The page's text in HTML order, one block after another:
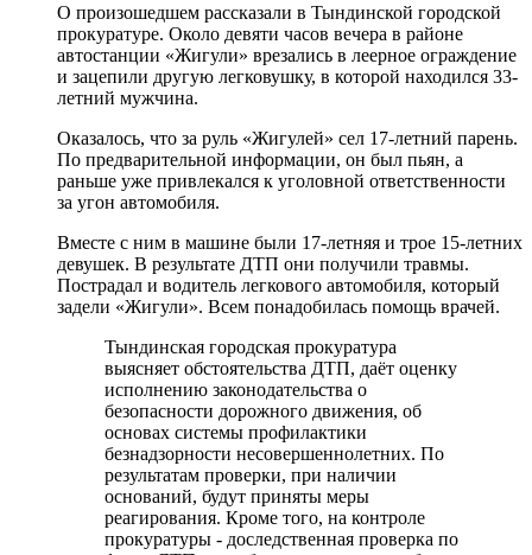
О произошедшем рассказали в Тындинской городской
прокуратуре. Около девяти часов вечера в районе
автостанции «Жигули» врезались в леерное ограждение
и зацепили другую легковушку, в которой находился 33-
летний мужчина.
Оказалось, что за руль «Жигулей» сел 17-летний парень.
По предварительной информации, он был пьян, а
раньше уже привлекался к уголовной ответственности
за угон автомобиля.
Вместе с ним в машине были 17-летняя и трое 15-летних
девушек. В результате ДТП они получили травмы.
Пострадал и водитель легкового автомобиля, который
задели «Жигули». Всем понадобилась помощь врачей.
Тындинская городская прокуратура
выясняет обстоятельства ДТП, даёт оценку
исполнению законодательства о
безопасности дорожного движения, об
основах системы профилактики
безнадзорности несовершеннолетних. По
результатам проверки, при наличии
оснований, будут приняты меры
реагирования. Кроме того, на контроле
прокуратуры - доследственная проверка по